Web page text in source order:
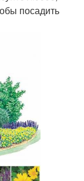
посадить